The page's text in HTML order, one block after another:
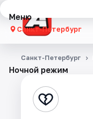
Меню
Санкт-Петербург
Концерты
Стендап
Ночной режим
Санкт-Петербург